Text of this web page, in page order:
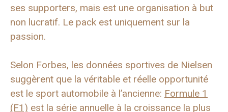
ses supporters, mais est une organisation à but
non lucratif. Le pack est uniquement sur la
passion.
Selon Forbes, les données sportives de Nielsen
suggèrent que la véritable et réelle opportunité
est le sport automobile à l’ancienne: Formule 1
(F1) est la série annuelle à la croissance la plus